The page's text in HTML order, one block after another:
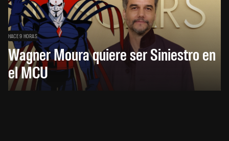
HACE 9 HORAS
Wagner Moura quiere ser Siniestro en
el MCU